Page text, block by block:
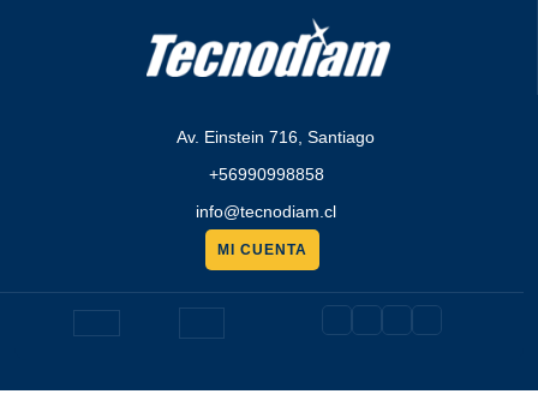
Av. Einstein 716, Santiago
+56990998858
info@tecnodiam.cl
MI CUENTA
presupuesto
Botón
de